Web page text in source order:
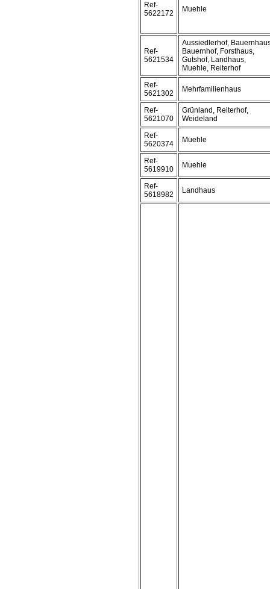
Ref-
5622172
Muehle
Ref-
5621534
Aussiedlerhof,
Bauernhof, Forsthaus,
Gutshof, Landhaus,
Muehle, Reiterhof
Ref-
5621302
Mehrfamilienhaus
Ref-
5621070
Grünland, Reiterhof,
Weideland
Ref-
5620374
Muehle
Ref-
5619910
Muehle
Ref-
5618982
Landhaus